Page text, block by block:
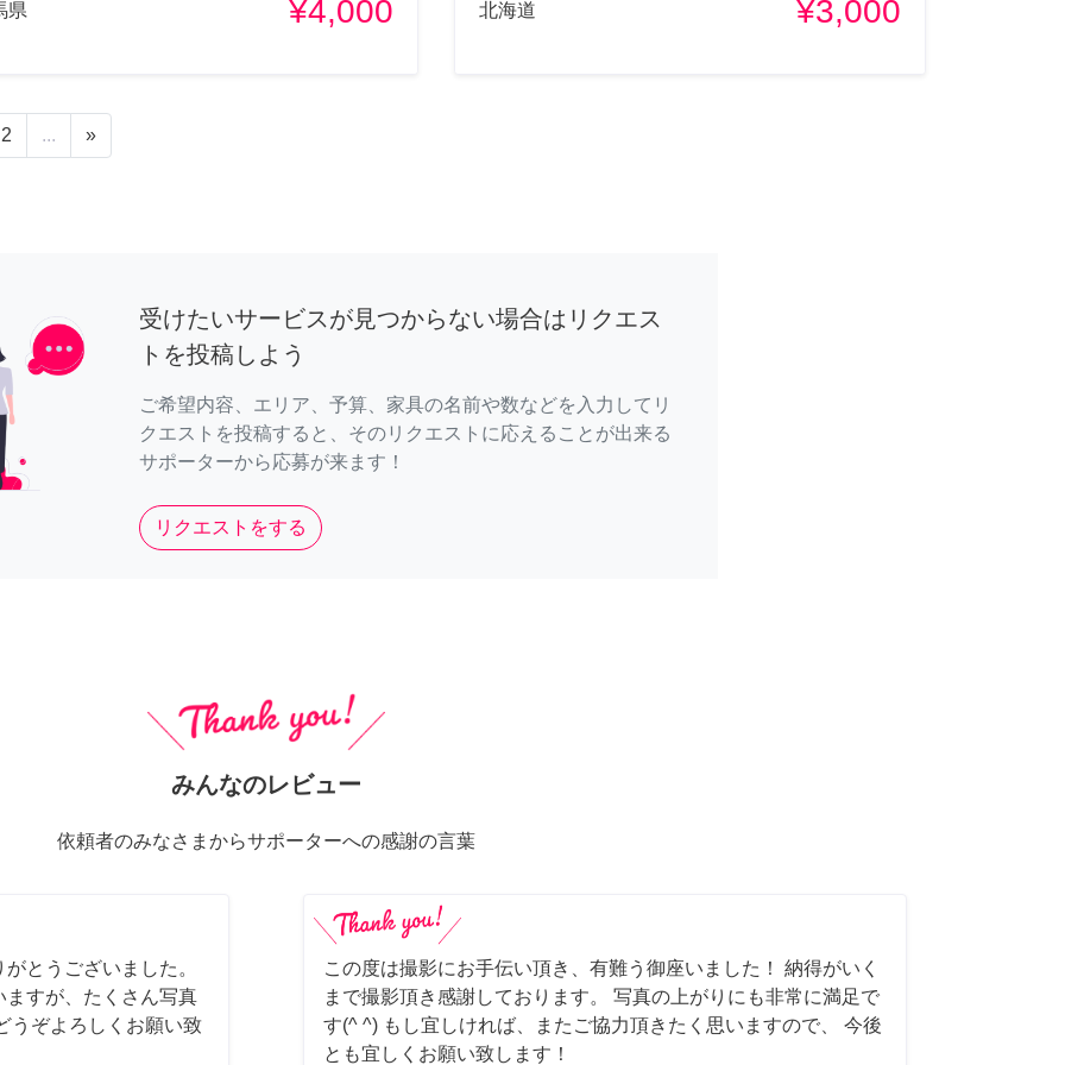
県 ¥4,000 北海道 ¥3,000
2 ... »
受けたいサービスが見つからない場合はリクエス
トを投稿しよう
ご希望内容、エリア、予算、家具の名前や数などを入力してリ
クエストを投稿すると、そのリクエストに応えることが出来る
サポーターから応募が来ます！
リクエストをする
みんなのレビュー
依頼者のみなさまからサポーターへの感謝の言葉
とうございました。
すが、たくさん写真
うぞよろしくお願い致
この度は撮影にお手伝い頂き、有難う御座いました！ 納得がいく
まで撮影頂き感謝しております。 写真の上がりにも非常に満足で
す(^ ^) もし宜しければ、またご協力頂きたく思いますので、 今後
とも宜しくお願い致します！